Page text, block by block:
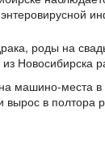
роды на
Новосибирска
на
машино-места в
вырос в полтора